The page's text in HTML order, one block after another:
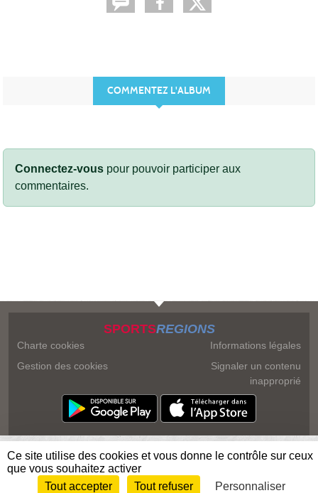
COMMENTEZ L'ALBUM
Connectez-vous pour pouvoir participer aux
commentaires.
SPORTSREGIONS
Charte cookies
Gestion des cookies
Informations légales
Signaler un contenu
inapproprié
Envie de participer ? Connexion
Ce site utilise des cookies et vous donne le contrôle sur ceux
que vous souhaitez activer
Tout accepter
Tout refuser Personnaliser